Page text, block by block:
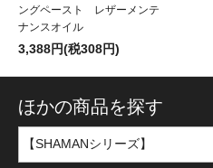
ングペースト レザーメンテ
ナンスオイル
3,388円(税308円)
ほかの商品を探す